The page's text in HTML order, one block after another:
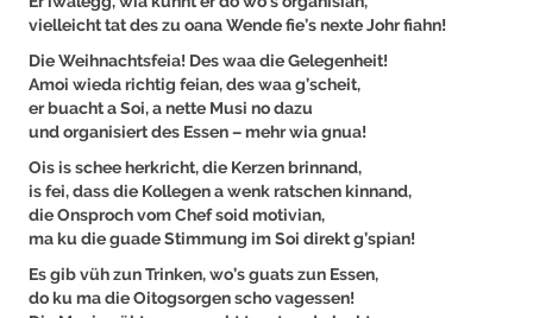
vielleicht tat des zu oana Wende fie’s nexte Johr fiahn!
Die Weihnachtsfeia! Des waa die Gelegenheit!
Amoi wieda richtig feian, des waa g’scheit,
er buacht a Soi, a nette Musi no dazu
und organisiert des Essen – mehr wia gnua!
Ois is schee herkricht, die Kerzen brinnand,
is fei, dass die Kollegen a wenk ratschen kinnand,
die Onsproch vom Chef soid motivian,
ma ku die guade Stimmung im Soi direkt g’spian!
Es gib vüh zun Trinken, wo’s guats zun Essen,
do ku ma die Oitogsorgen scho vagessen!